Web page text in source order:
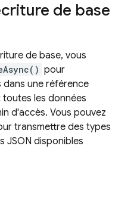
de base
de base, vous
pour
une référence
les données
d'accès. Vous pouvez
transmettre des types
JSON disponibles